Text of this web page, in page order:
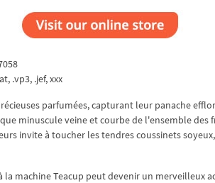
.vp3, .jef, xxx
parfumées, capturant leur panache
minuscule veine et courbe de l'ensemble des
invite à toucher les tendres coussinets
machine Teacup peut devenir un merveilleux